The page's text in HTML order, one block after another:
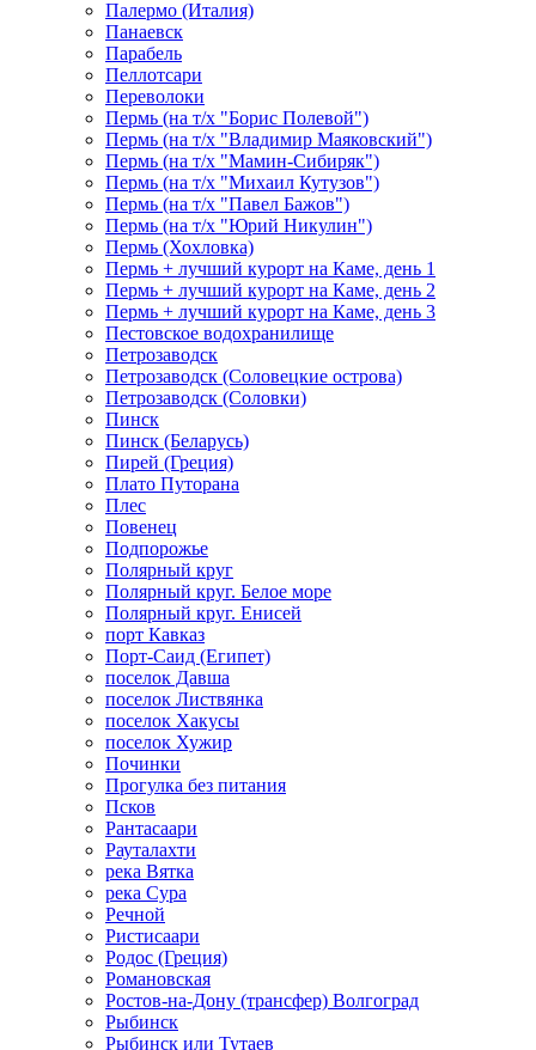
Палермо (Италия)
Панаевск
Парабель
Пеллотсари
Переволоки
Пермь (на т/х "Борис Полевой")
Пермь (на т/х "Владимир Маяковский")
Пермь (на т/х "Мамин-Сибиряк")
Пермь (на т/х "Михаил Кутузов")
Пермь (на т/х "Павел Бажов")
Пермь (на т/х "Юрий Никулин")
Пермь (Хохловка)
Пермь + лучший курорт на Каме, день 1
Пермь + лучший курорт на Каме, день 2
Пермь + лучший курорт на Каме, день 3
Пестовское водохранилище
Петрозаводск
Петрозаводск (Соловецкие острова)
Петрозаводск (Соловки)
Пинск
Пинск (Беларусь)
Пирей (Греция)
Плато Путорана
Плес
Повенец
Подпорожье
Полярный круг
Полярный круг. Белое море
Полярный круг. Енисей
порт Кавказ
Порт-Саид (Египет)
поселок Давша
поселок Листвянка
поселок Хакусы
поселок Хужир
Починки
Прогулка без питания
Псков
Рантасаари
Рауталахти
река Вятка
река Сура
Речной
Ристисаари
Родос (Греция)
Романовская
Ростов-на-Дону (трансфер) Волгоград
Рыбинск
Рыбинск или Тутаев